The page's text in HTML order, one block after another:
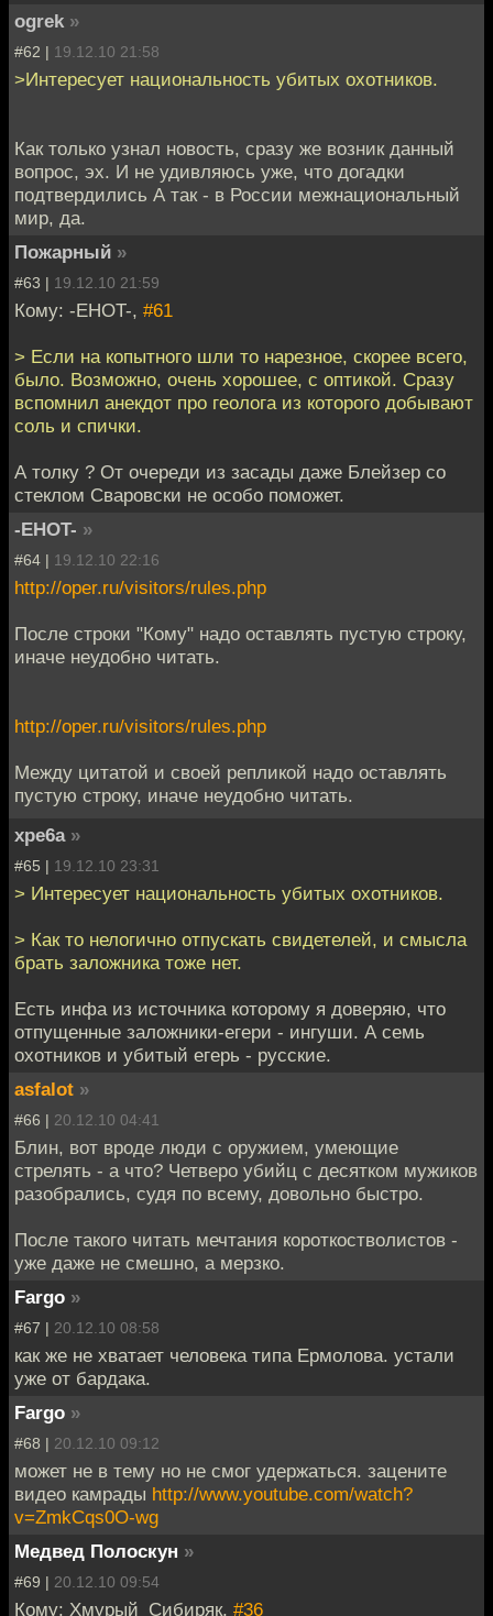
ogrek »
#62 | 19.12.10 21:58
>Интересует национальность убитых охотников.
Как только узнал новость, сразу же возник данный
вопрос, эх. И не удивляюсь уже, что догадки
подтвердились А так - в России межнациональный
мир, да.
Пожарный »
#63 | 19.12.10 21:59
Кому: -EHOT-, #61
> Если на копытного шли то нарезное, скорее всего,
было. Возможно, очень хорошее, с оптикой. Сразу
вспомнил анекдот про геолога из которого добывают
соль и спички.
А толку ? От очереди из засады даже Блейзер со
стеклом Сваровски не особо поможет.
-EHOT- »
#64 | 19.12.10 22:16
http://oper.ru/visitors/rules.php
После строки "Кому" надо оставлять пустую строку,
иначе неудобно читать.
http://oper.ru/visitors/rules.php
Между цитатой и своей репликой надо оставлять
пустую строку, иначе неудобно читать.
xpe6a »
#65 | 19.12.10 23:31
> Интересует национальность убитых охотников.
> Как то нелогично отпускать свидетелей, и смысла
брать заложника тоже нет.
Есть инфа из источника которому я доверяю, что
отпущенные заложники-егери - ингуши. А семь
охотников и убитый егерь - русские.
asfalot »
#66 | 20.12.10 04:41
Блин, вот вроде люди с оружием, умеющие
стрелять - а что? Четверо убийц с десятком мужиков
разобрались, судя по всему, довольно быстро.
После такого читать мечтания короткостволистов -
уже даже не смешно, а мерзко.
Fargo »
#67 | 20.12.10 08:58
как же не хватает человека типа Ермолова. устали
уже от бардака.
Fargo »
#68 | 20.12.10 09:12
может не в тему но не смог удержаться. зацените
видео камрады http://www.youtube.com/watch?
v=ZmkCqs0O-wg
Медвед Полоскун »
#69 | 20.12.10 09:54
Кому: Хмурый_Сибиряк, #36